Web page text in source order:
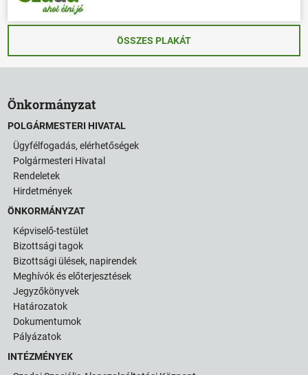
ÖSSZES PLAKÁT
Önkormányzat
POLGÁRMESTERI HIVATAL
Ügyfélfogadás, elérhetőségek
Polgármesteri Hivatal
Rendeletek
Hirdetmények
ÖNKORMÁNYZAT
Képviselő-testület
Bizottsági tagok
Bizottsági ülések, napirendek
Meghívók és előterjesztések
Jegyzőkönyvek
Határozatok
Dokumentumok
Pályázatok
INTÉZMÉNYEK